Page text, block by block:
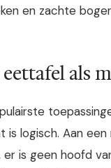
en zachte
als
is logisch. Aan
er is geen hoofd